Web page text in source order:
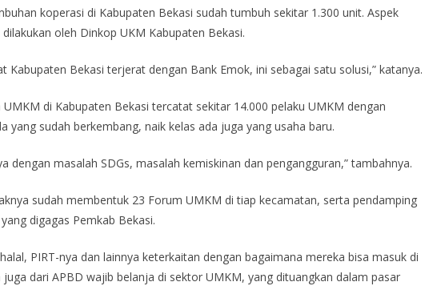
koperasi di Kabupaten Bekasi sudah tumbuh sekitar 1.300 unit. Aspek
oleh Dinkop UKM Kabupaten Bekasi.
Kabupaten Bekasi terjerat dengan Bank Emok, ini sebagai satu solusi,” katanya.
di Kabupaten Bekasi tercatat sekitar 14.000 pelaku UMKM dengan
yang sudah berkembang, naik kelas ada juga yang usaha baru.
dengan masalah SDGs, masalah kemiskinan dan pengangguran,” tambahnya.
sudah membentuk 23 Forum UMKM di tiap kecamatan, serta pendamping
digagas Pemkab Bekasi.
PIRT-nya dan lainnya keterkaitan dengan bagaimana mereka bisa masuk di
dari APBD wajib belanja di sektor UMKM, yang dituangkan dalam pasar